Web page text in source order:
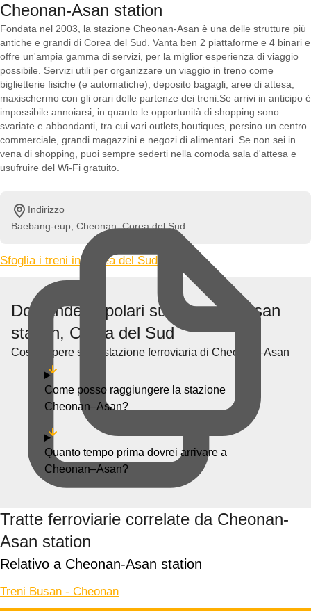
Cheonan-Asan station
Fondata nel 2003, la stazione Cheonan-Asan è una delle strutture più
antiche e grandi di Corea del Sud. Vanta ben 2 piattaforme e 4 binari e
offre un'ampia gamma di servizi, per la miglior esperienza di viaggio
possibile. Servizi utili per organizzare un viaggio in treno come
biglietterie fisiche (e automatiche), deposito bagagli, aree di attesa,
maxischermo con gli orari delle partenze dei treni.Se arrivi in anticipo è
impossibile annoiarsi, in quanto le opportunità di shopping sono
svariate e abbondanti, tra cui vari outlets,boutiques, persino un centro
commerciale, grandi magazzini e negozi di alimentari. Se non sei in
vena di shopping, puoi sempre sederti nella comoda sala d'attesa e
usufruire del Wi-Fi gratuito.
Indirizzo
Baebang-eup, Cheonan, Corea del Sud
Sfoglia i treni in Corea del Sud »
Domande popolari su Cheonan-Asan
station, Corea del Sud
Cosa sapere sulla stazione ferroviaria di Cheonan–Asan
Come posso raggiungere la stazione
Cheonan–Asan?
Quanto tempo prima dovrei arrivare a
Cheonan–Asan?
Tratte ferroviarie correlate da Cheonan-
Asan station
Relativo a Cheonan-Asan station
Treni Busan - Cheonan